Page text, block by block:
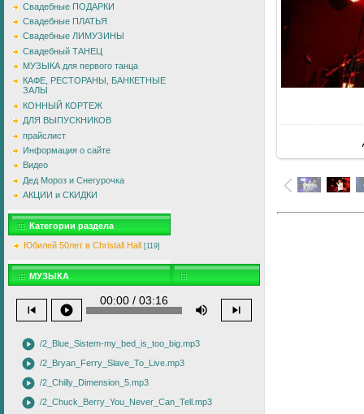
Свадебные ПОДАРКИ
Свадебные ПЛАТЬЯ
Свадебные ЛИМУЗИНЫ
Свадебный ТАНЕЦ
МУЗЫКА для первого танца
КАФЕ, РЕСТОРАНЫ, БАНКЕТНЫЕ
ЗАЛЫ
КОННЫЙ КОРТЕЖ
ДЛЯ ВЫПУСКНИКОВ
прайслист
Информация о сайте
Видео
Дед Мороз и Снегурочка
АКЦИИ и СКИДКИ
Категории раздела
Юбилей 50лет в Christall Hall [119]
МУЗЫКА
skip_previous play_circle
00:00 / 03:16
volume_up skip_next
play_circle /2_Blue_Sistem-my_bed_is_too_big.mp3
play_circle /2_Bryan_Ferry_Slave_To_Live.mp3
play_circle /2_Chilly_Dimension_5.mp3
play_circle /2_Chuck_Berry_You_Never_Can_Tell.mp3